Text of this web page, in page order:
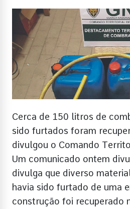
Cerca de 150 litros de
sido furtados foram
divulgou o Comando
Um comunicado ontem
divulga que diverso
havia sido furtado de uma
construção foi recuperado